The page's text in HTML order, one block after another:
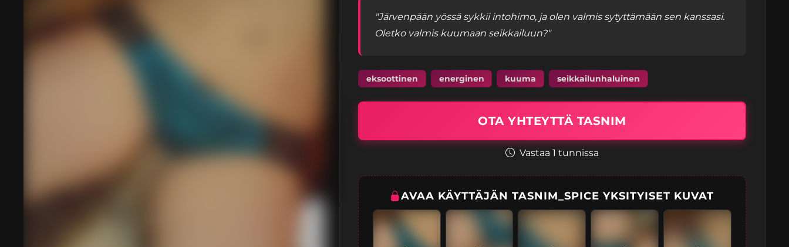
"Järvenpään yössä sykkii intohimo, ja olen valmis sytyttämään sen kanssasi.
Oletko valmis kuumaan seikkailuun?"
eksoottinen energinen kuuma seikkailunhaluinen
OTA YHTEYTTÄ TASNIM
Vastaa 1 tunnissa
AVAA KÄYTTÄJÄN TASNIM_SPICE YKSITYISET KUVAT